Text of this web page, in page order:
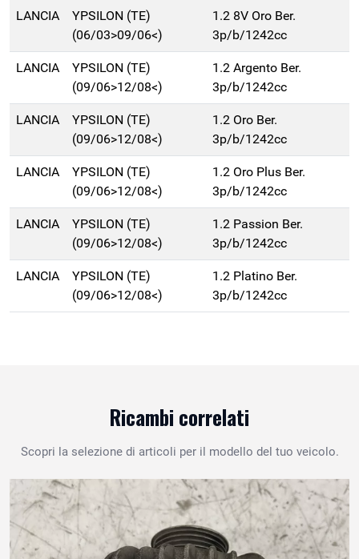
LANCIA
YPSILON (TE)
(06/03>09/06<)
1.2 8V Oro Ber.
3p/b/1242cc
LANCIA
YPSILON (TE)
(09/06>12/08<)
1.2 Argento Ber.
3p/b/1242cc
LANCIA
YPSILON (TE)
(09/06>12/08<)
1.2 Oro Ber.
3p/b/1242cc
LANCIA
YPSILON (TE)
(09/06>12/08<)
1.2 Oro Plus Ber.
3p/b/1242cc
LANCIA
YPSILON (TE)
(09/06>12/08<)
1.2 Passion Ber.
3p/b/1242cc
LANCIA
YPSILON (TE)
(09/06>12/08<)
1.2 Platino Ber.
3p/b/1242cc
Ricambi correlati
Scopri la selezione di articoli per il modello del tuo veicolo.